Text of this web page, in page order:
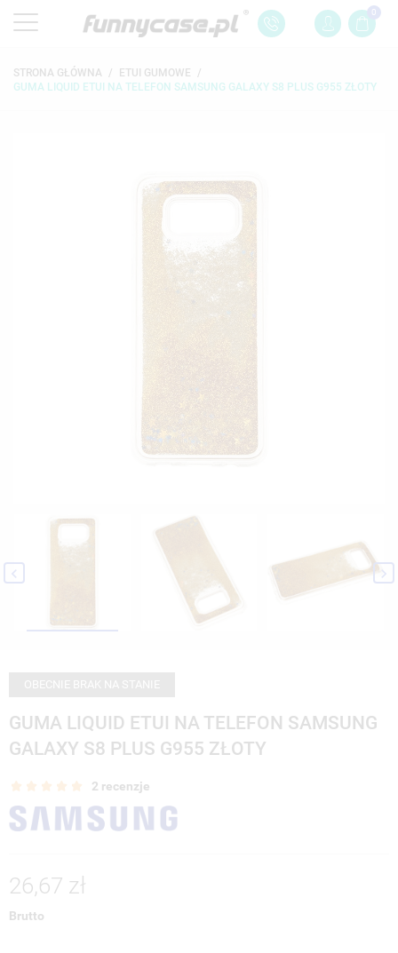
0
STRONA GŁÓWNA
ETUI GUMOWE
GUMA LIQUID ETUI NA TELEFON SAMSUNG GALAXY S8 PLUS G955 ZŁOTY
 
GUMA LIQUID ETUI NA TELEFON SAMSUNG
GALAXY S8 PLUS G955 ZŁOTY
2 recenzje
26,67 zł
Brutto